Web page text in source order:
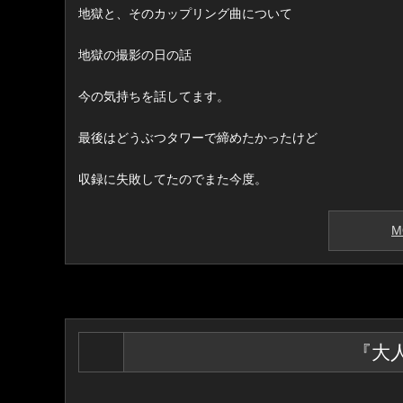
地獄と、そのカップリング曲について
地獄の撮影の日の話
今の気持ちを話してます。
最後はどうぶつタワーで締めたかったけど
収録に失敗してたのでまた今度。
『大